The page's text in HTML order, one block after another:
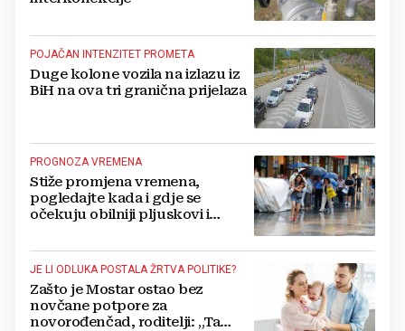
POJAČAN INTENZITET PROMETA
Duge kolone vozila na izlazu iz
BiH na ova tri granična prijelaza
PROGNOZA VREMENA
Stiže promjena vremena,
pogledajte kada i gdje se
očekuju obilniji pljuskovi i
JE LI ODLUKA POSTALA ŽRTVA POLITIKE?
Zašto je Mostar ostao bez
novčane potpore za
novorođenčad, roditelji: „Ta